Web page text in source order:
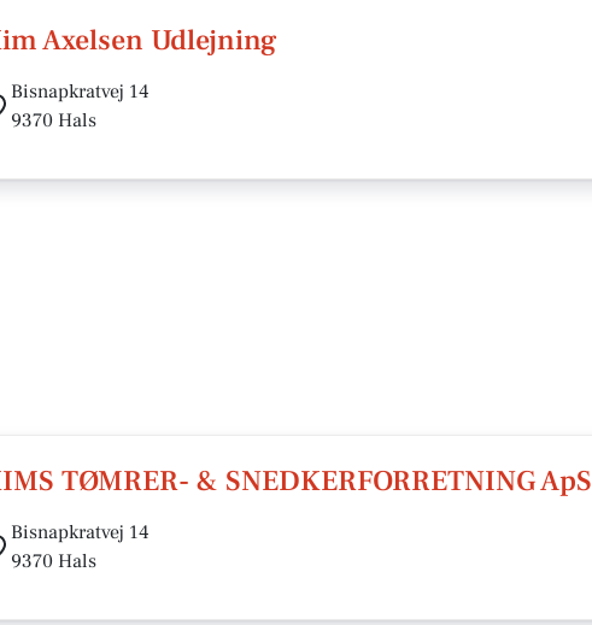
Axelsen Udlejning
Bisnapkratvej 14
9370 Hals
TØMRER- & SNEDKERFORRETNING ApS
Bisnapkratvej 14
9370 Hals